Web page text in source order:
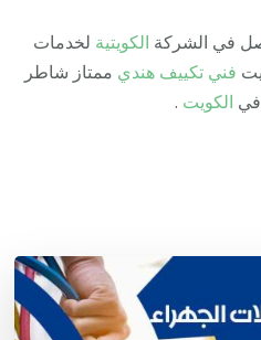
في الشركة الكويتية لخدمات
فني تكييف هندي ممتاز شاطر
الكويت .